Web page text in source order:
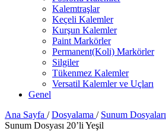
Kalemtraşlar
Keçeli Kalemler
Kurşun Kalemler
Paint Markörler
Permanent(Koli) Markörler
Silgiler
Tükenmez Kalemler
Versatil Kalemler ve Uçları
Genel
Ana Sayfa / Dosyalama / Sunum Dosyaları
Sunum Dosyası 20’li Yeşil